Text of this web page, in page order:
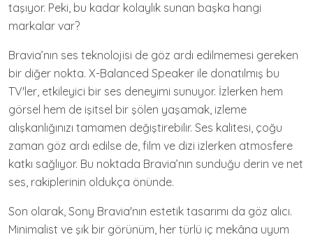
taşıyor. Peki, bu kadar kolaylık sunan başka hangi
markalar var?
Bravia’nın ses teknolojisi de göz ardı edilmemesi gereken
bir diğer nokta. X-Balanced Speaker ile donatılmış bu
TV'ler, etkileyici bir ses deneyimi sunuyor. İzlerken hem
görsel hem de işitsel bir şölen yaşamak, izleme
alışkanlığınızı tamamen değiştirebilir. Ses kalitesi, çoğu
zaman göz ardı edilse de, film ve dizi izlerken atmosfere
katkı sağlıyor. Bu noktada Bravia’nın sunduğu derin ve net
ses, rakiplerinin oldukça önünde.
Son olarak, Sony Bravia'nın estetik tasarımı da göz alıcı.
Minimalist ve şık bir görünüm, her türlü iç mekâna uyum